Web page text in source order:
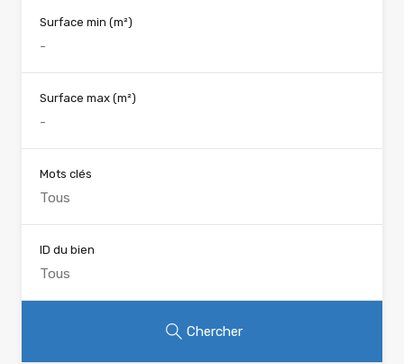
Surface min (m²)
Surface max (m²)
Mots clés
ID du bien
Chercher